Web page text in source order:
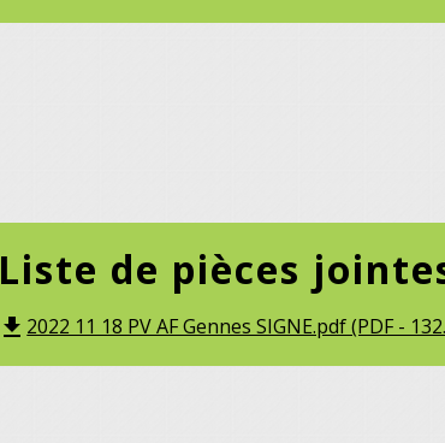
Liste de pièces
file_download2022 11 18 PV AF Gennes SIGNE.pdf (PDF -